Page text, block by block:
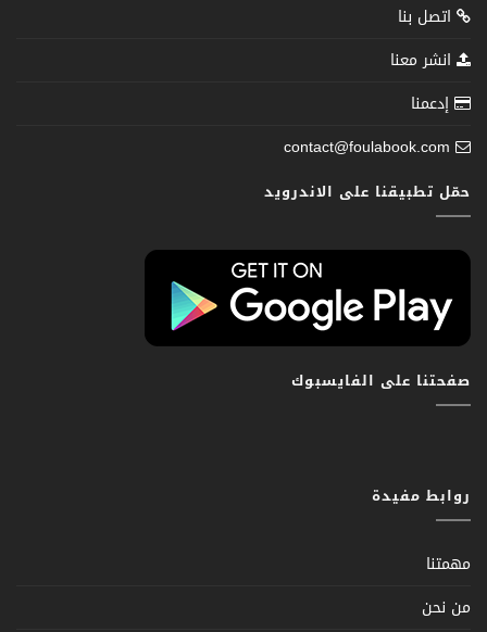
اتصل بنا
انشر معنا
إدعمنا
contact@foulabook.com
حمّل تطبيقنا على الاندرويد
صفحتنا على الفايسبوك
روابط مفيدة
مهمتنا
من نحن